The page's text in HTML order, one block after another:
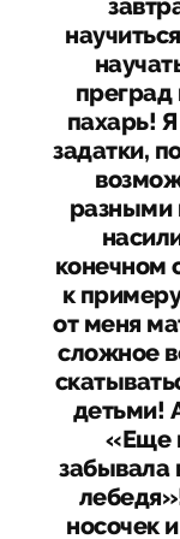
преград
пахарь!
задатки,
разными
конечном
к
от меня
сложное
детьми!
«Еще
забывала
носочек